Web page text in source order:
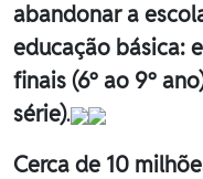
abandonar a
educação básica:
finais (6º ao 9º
série).
Cerca de 10